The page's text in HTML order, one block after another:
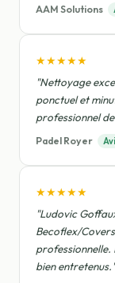
AAM Solutions
★★★★★
"Nettoyage
ponctuel et
professionnel
Padel Royer
★★★★★
"Ludovic
Becoflex/
professionnelle.
bien entretenus."